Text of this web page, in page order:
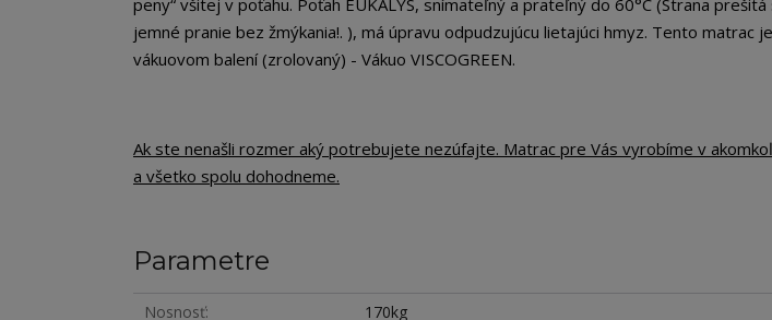
peny“ všitej v poťahu. Poťah EUKALYS, snímateľný a prateľný do 60°C (Strana prešitá
jemné pranie bez žmýkania!. ), má úpravu odpudzujúcu lietajúci hmyz. Tento matrac
vákuovom balení (zrolovaný) - Vákuo VISCOGREEN.
Ak ste nenašli rozmer aký potrebujete nezúfajte. Matrac pre Vás vyrobíme v
a všetko spolu dohodneme.
Parametre
Nosnosť
170kg